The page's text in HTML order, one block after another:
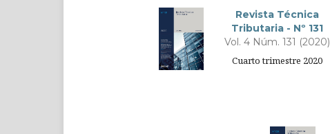
Revista Técnica
Tributaria - Nº 131
Vol. 4 Núm. 131 (2020)
Cuarto trimestre 2020